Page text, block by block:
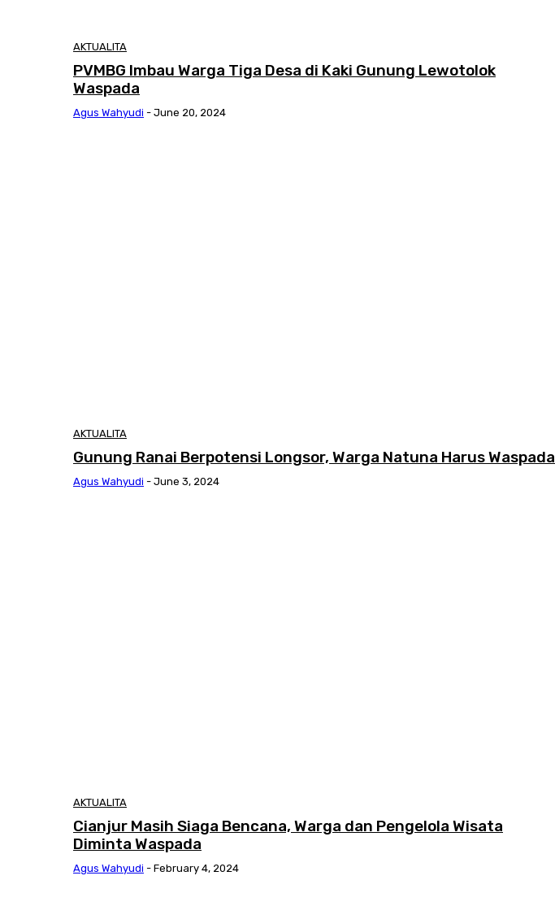
AKTUALITA
PVMBG Imbau Warga Tiga Desa di Kaki Gunung Lewotolok
Waspada
Agus Wahyudi - June 20, 2024
AKTUALITA
Gunung Ranai Berpotensi Longsor, Warga Natuna Harus Waspada
Agus Wahyudi - June 3, 2024
AKTUALITA
Cianjur Masih Siaga Bencana, Warga dan Pengelola Wisata
Diminta Waspada
Agus Wahyudi - February 4, 2024